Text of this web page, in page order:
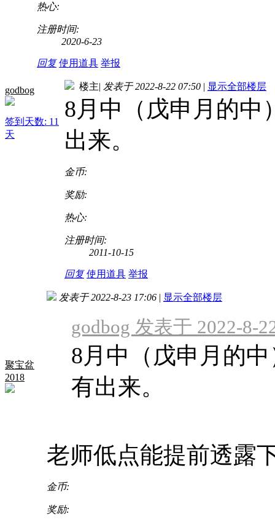
热心:
注册时间:
2020-6-23
回复 使用道具 举报
godbog
签到天数: 11
天
楼主| 发表于 2022-8-22 07:50 | 显示全部楼层
8月中（戊申月的
出来。
金币:
奖励:
热心:
注册时间:
2011-10-15
回复 使用道具 举报
聚宝盆
2018
发表于 2022-8-23 17:06 | 显示全部楼层
godbog 发表于 2022-8-
8月中（戊申月的
有出来。
老师低点能提前透露
金币:
奖励: